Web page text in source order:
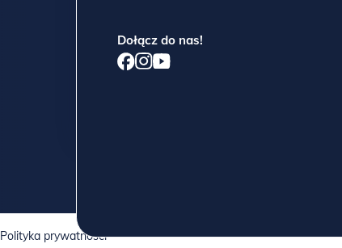
Dołącz do nas!
Polityka prywatności